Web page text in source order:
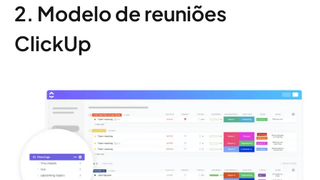
2. Modelo de reuniões
ClickUp